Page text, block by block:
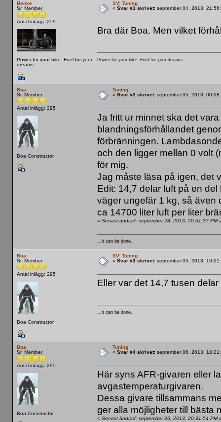
Benke
Sr. Member
Antal inlägg: 259
Power for your bike. Fuel for your
dreams.
SV: Tuning
« Svar #1 skrivet:september 04, 2013,
Bra där Boa. Men vilket
Power for your bike. Fuel for your dreams.
Boa
Sr. Member
Antal inlägg: 295
Boa Constructor
Tuning
« Svar #2 skrivet:september 05, 2013,
Ja fritt ur minnet ska det
blandningsförhållandet
förbränningen.
och den ligger mellan 0 volt
för mig.
Jag måste läsa på igen, det
Edit: 14,7 delar luft på en
väger ungefär 1 kg, så även
ca 14700 liter luft per liter
« Senast ändrad: september 24, 2013, 20:51:37 PM
...it can be done.
Boa
Sr. Member
Antal inlägg: 295
Boa Constructor
SV: Tuning
« Svar #3 skrivet:september 05, 2013,
Eller var det 14,7 tusen
...it can be done.
Boa
Sr. Member
Antal inlägg: 295
Boa Constructor
Tuning
« Svar #4 skrivet:september 06, 2013,
Här syns AFR-givaren eller
avgastemperaturgivaren.
Dessa givare tillsammans
ger alla möjligheter till bästa
« Senast ändrad: september 06, 2013, 20:31:54 PM